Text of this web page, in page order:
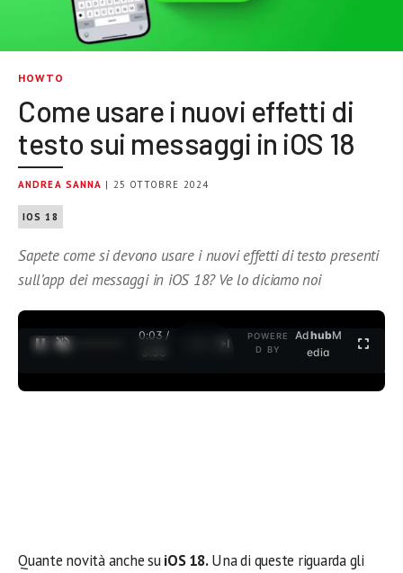
HOWTO
Come usare i nuovi effetti di
testo sui messaggi in iOS 18
ANDREA SANNA | 25 OTTOBRE 2024
IOS 18
Sapete come si devono usare i nuovi effetti di testo presenti
sull’app dei messaggi in iOS 18? Ve lo diciamo noi
0:04 /
3:35
POWERE
D BY
AdhubM
edia
Quante novità anche suiOS 18.Una di queste riguarda gli